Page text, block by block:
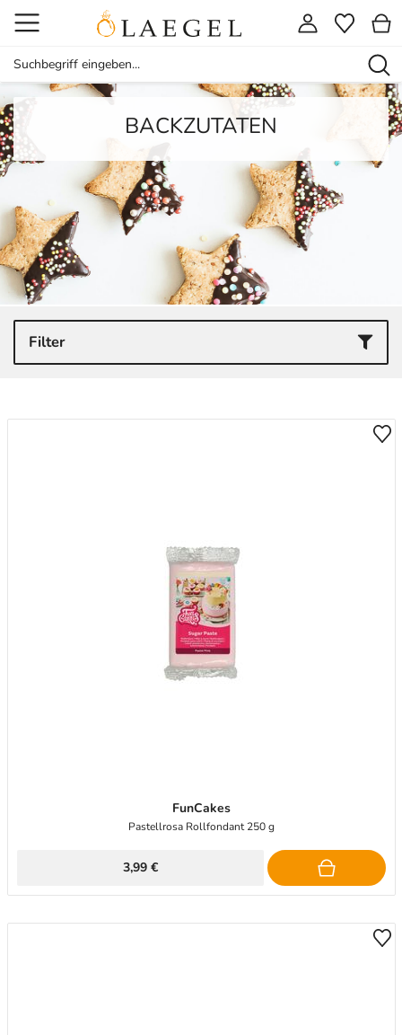
BACKZUTATEN
Filter
FunCakes
Pastellrosa Rollfondant 250 g
3,99 €